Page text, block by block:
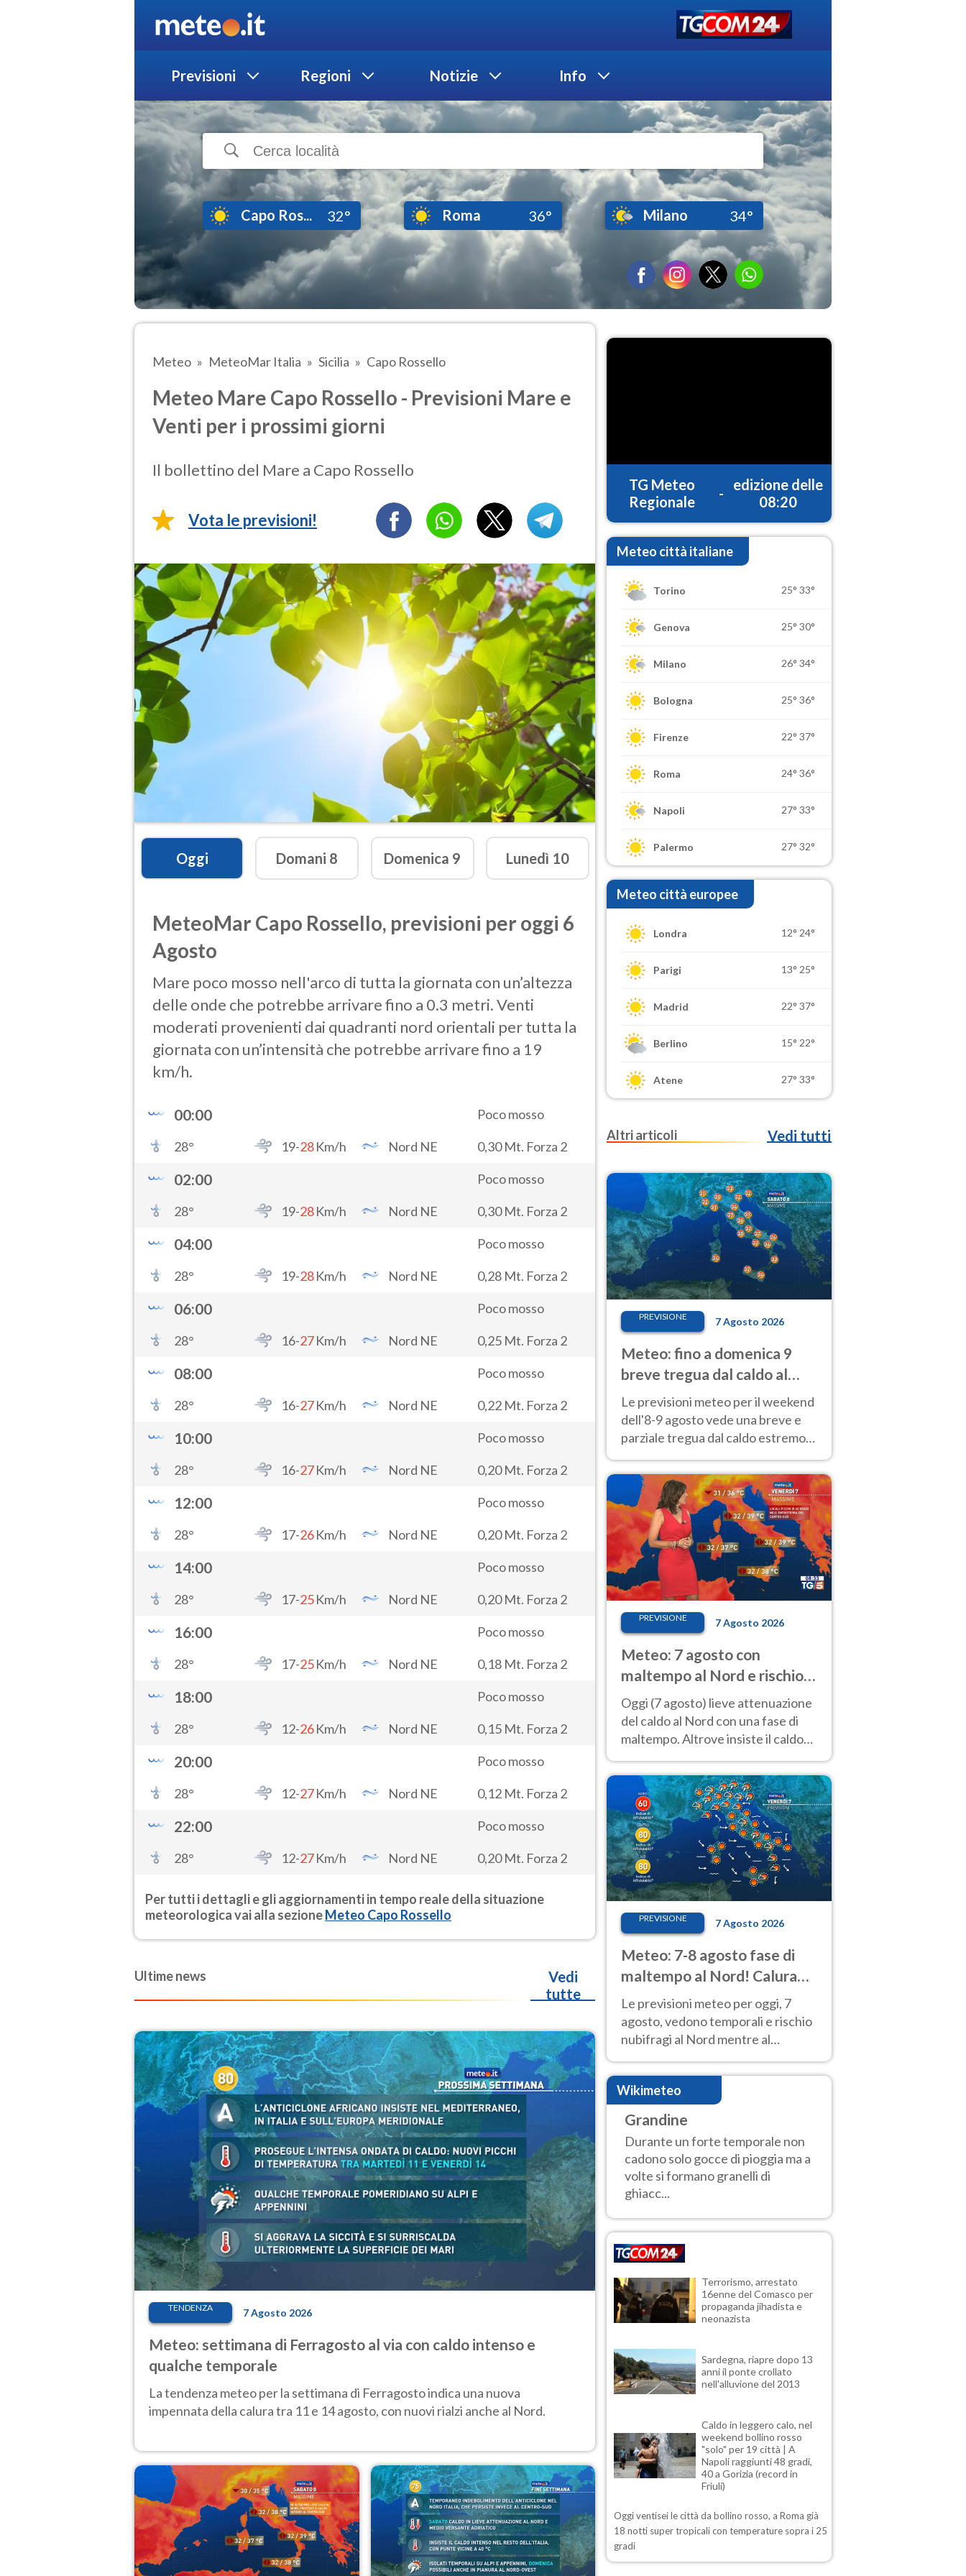
Previsioni Regioni Notizie Info
Capo Ros... 32° Roma 36° Milano 34°
Meteo MeteoMar Italia Sicilia Capo Rossello
Meteo Mare Capo Rossello - Previsioni Mare e
Venti per i prossimi giorni
Il bollettino del Mare a Capo Rossello
Vota le previsioni!
Oggi Domani 8 Domenica 9 Lunedì 10
MeteoMar Capo Rossello, previsioni per oggi 6
Agosto
Mare poco mosso nell'arco di tutta la giornata con un’altezza
delle onde che potrebbe arrivare fino a 0.3 metri. Venti
moderati provenienti dai quadranti nord orientali per tutta la
giornata con un’intensità che potrebbe arrivare fino a 19
km/h.
00:00 Poco mosso
28° 19-28Km/h Nord NE 0,30 Mt. Forza 2
02:00 Poco mosso
28° 19-28Km/h Nord NE 0,30 Mt. Forza 2
04:00 Poco mosso
28° 19-28Km/h Nord NE 0,28 Mt. Forza 2
06:00 Poco mosso
28° 16-27Km/h Nord NE 0,25 Mt. Forza 2
08:00 Poco mosso
28° 16-27Km/h Nord NE 0,22 Mt. Forza 2
10:00 Poco mosso
28° 16-27Km/h Nord NE 0,20 Mt. Forza 2
12:00 Poco mosso
28° 17-26Km/h Nord NE 0,20 Mt. Forza 2
14:00 Poco mosso
28° 17-25Km/h Nord NE 0,20 Mt. Forza 2
16:00 Poco mosso
28° 17-25Km/h Nord NE 0,18 Mt. Forza 2
18:00 Poco mosso
28° 12-26Km/h Nord NE 0,15 Mt. Forza 2
20:00 Poco mosso
28° 12-27Km/h Nord NE 0,12 Mt. Forza 2
22:00 Poco mosso
28° 12-27Km/h Nord NE 0,20 Mt. Forza 2
Per tutti i dettagli e gli aggiornamenti in tempo reale della situazione
meteorologica vai alla sezioneMeteo Capo Rossello
Ultime news
Vedi
tutte
TENDENZA 7 Agosto 2026
Meteo: settimana di Ferragosto al via con caldo intenso e
qualche temporale
La tendenza meteo per la settimana di Ferragosto indica una nuova
impennata della calura tra 11 e 14 agosto, con nuovi rialzi anche al Nord.
TG Meteo
Regionale
-
edizione delle
08:20
Meteo città italiane
Torino 25° 33°
Genova 25° 30°
Milano 26° 34°
Bologna 25° 36°
Firenze 22° 37°
Roma 24° 36°
Napoli 27° 33°
Palermo 27° 32°
Meteo città europee
Londra 12° 24°
Parigi 13° 25°
Madrid 22° 37°
Berlino 15° 22°
Atene 27° 33°
Altri articoli Vedi tutti
PREVISIONE 7 Agosto 2026
Meteo: fino a domenica 9
breve tregua dal caldo al
Nord! Altrove calura e afa
Le previsioni meteo per il weekend
dell'8-9 agosto vede una breve e
parziale tregua dal caldo estremo
40 gradi.
PREVISIONE 7 Agosto 2026
Meteo: 7 agosto con
maltempo al Nord e rischio
nubifragi. Altrove caldo
estremo
Oggi (7 agosto) lieve attenuazione
del caldo al Nord con una fase di
maltempo. Altrove insiste il caldo
previsioni
PREVISIONE 7 Agosto 2026
Meteo: 7-8 agosto fase di
maltempo al Nord! Calura
fino a Ferragosto
Le previsioni meteo per oggi, 7
agosto, vedono temporali e rischio
nubifragi al Nord mentre al
Centro-Sud sole e caldo sempre
molto intenso.
Wikimeteo
Grandine
Durante un forte temporale non
cadono solo gocce di pioggia ma a
volte si formano granelli di
ghiacc...
Terrorismo, arrestato
16enne del Comasco per
propaganda jihadista e
neonazista
Sardegna, riapre dopo 13
anni il ponte crollato
nell'alluvione del 2013
Caldo in leggero calo, nel
weekend bollino rosso
"solo" per 19 città | A
Napoli raggiunti 48 gradi,
40 a Gorizia (record in
Friuli)
Oggi ventisei le città da bollino rosso, a Roma già
18 notti super tropicali con temperature sopra i 25
gradi